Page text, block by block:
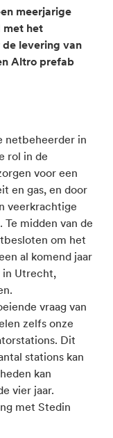
meerjarige
met het
levering van
Altro prefab
netbeheerder in
rol in de
voor een
en gas, en door
veerkrachtige
midden van de
om het
al komend jaar
in Utrecht,
vraag van
zelfs onze
Dit
stations kan
kan
vier jaar.
met Stedin